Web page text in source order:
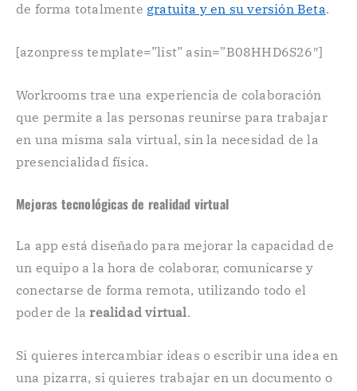
de forma totalmente gratuita y en su versión Beta.
[azonpress template=”list” asin=”B08HHD6S26″]
Workrooms trae una experiencia de colaboración
que permite a las personas reunirse para trabajar
en una misma sala virtual, sin la necesidad de la
presencialidad física.
Mejoras tecnológicas de realidad virtual
La app está diseñado para mejorar la capacidad de
un equipo a la hora de colaborar, comunicarse y
conectarse de forma remota, utilizando todo el
poder de larealidad virtual.
Si quieres intercambiar ideas o escribir una idea en
una pizarra, si quieres trabajar en un documento o